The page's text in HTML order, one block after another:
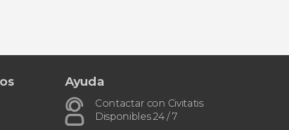
Ayuda
Contactar con Civitatis
Disponibles 24 / 7